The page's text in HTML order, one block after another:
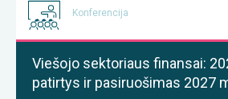
Konferencija
Viešojo sektoriaus finansai:
patirtys ir pasiruošimas 2027